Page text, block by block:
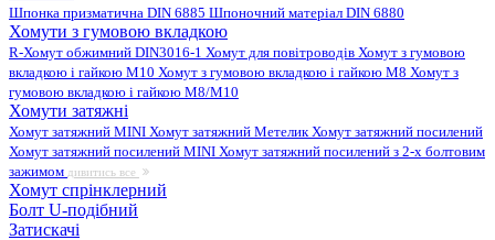
Шпонка призматична DIN 6885 Шпоночний матеріал DIN 6880
Хомути з гумовою вкладкою
R-Хомут обжимний DIN3016-1 Хомут для повітроводів Хомут з гумовою
вкладкою і гайкою M10 Хомут з гумовою вкладкою і гайкою M8 Хомут з
гумовою вкладкою і гайкою М8/M10
Хомути затяжні
Хомут затяжний MINI Хомут затяжний МетеликХомут затяжний посилений
Хомут затяжний посилений MINI Хомут затяжний посилений з 2-х болтовим
зажимом дивитись все
Хомут спрінклерний
Болт U-подібний
Затискачі